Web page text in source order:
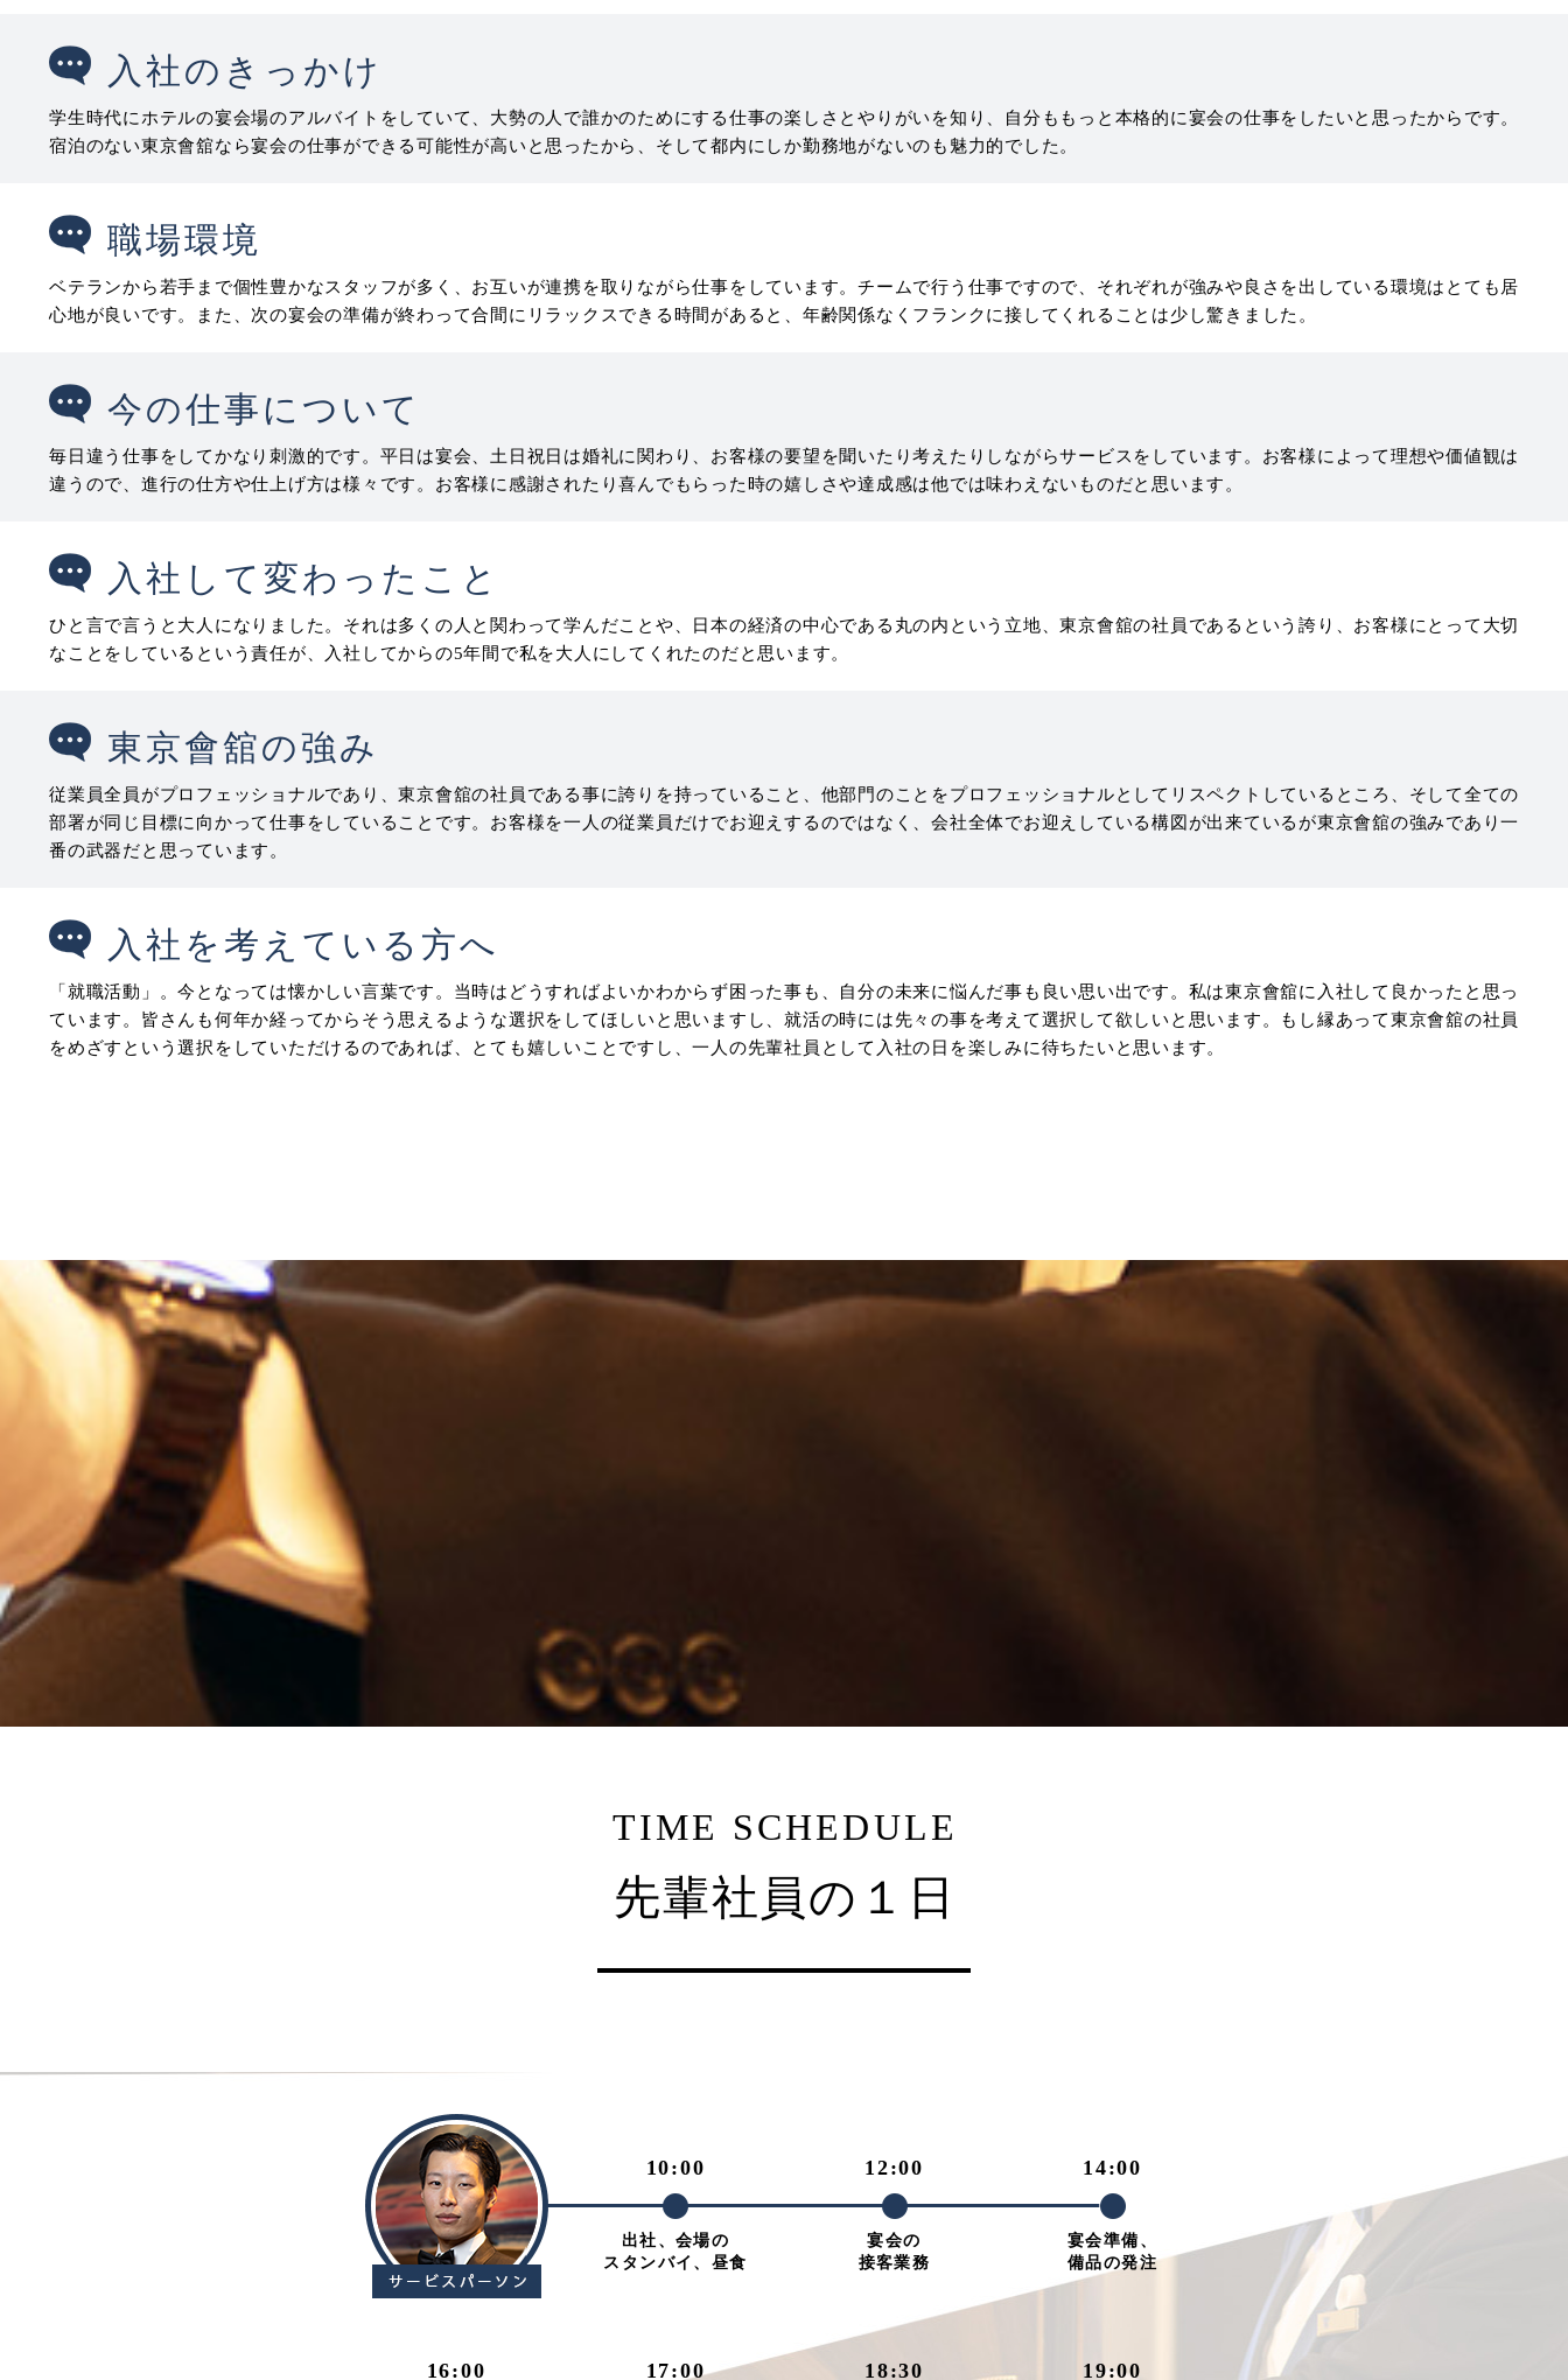
入社のきっかけ
学生時代にホテルの宴会場のアルバイトをしていて、大勢の人で誰かのためにする仕事の楽しさとやりがいを知り、自分ももっと本格的に宴会の仕事をしたいと思ったからです。
宿泊のない東京會舘なら宴会の仕事ができる可能性が高いと思ったから、そして都内にしか勤務地がないのも魅力的でした。
職場環境
ベテランから若手まで個性豊かなスタッフが多く、お互いが連携を取りながら仕事をしています。チームで行う仕事ですので、それぞれが強みや良さを出している環境はとても居
心地が良いです。また、次の宴会の準備が終わって合間にリラックスできる時間があると、年齢関係なくフランクに接してくれることは少し驚きました。
今の仕事について
毎日違う仕事をしてかなり刺激的です。平日は宴会、土日祝日は婚礼に関わり、お客様の要望を聞いたり考えたりしながらサービスをしています。お客様によって理想や価値観は
違うので、進行の仕方や仕上げ方は様々です。お客様に感謝されたり喜んでもらった時の嬉しさや達成感は他では味わえないものだと思います。
入社して変わったこと
ひと言で言うと大人になりました。それは多くの人と関わって学んだことや、日本の経済の中心である丸の内という立地、東京會舘の社員であるという誇り、お客様にとって大切
なことをしているという責任が、入社してからの5年間で私を大人にしてくれたのだと思います。
東京會舘の強み
従業員全員がプロフェッショナルであり、東京會舘の社員である事に誇りを持っていること、他部門のことをプロフェッショナルとしてリスペクトしているところ、そして全ての
部署が同じ目標に向かって仕事をしていることです。お客様を一人の従業員だけでお迎えするのではなく、会社全体でお迎えしている構図が出来ているが東京會舘の強みであり一
番の武器だと思っています。
入社を考えている方へ
「就職活動」。今となっては懐かしい言葉です。当時はどうすればよいかわからず困った事も、自分の未来に悩んだ事も良い思い出です。私は東京會舘に入社して良かったと思っ
ています。皆さんも何年か経ってからそう思えるような選択をしてほしいと思いますし、就活の時には先々の事を考えて選択して欲しいと思います。もし縁あって東京會舘の社員
をめざすという選択をしていただけるのであれば、とても嬉しいことですし、一人の先輩社員として入社の日を楽しみに待ちたいと思います。
TIME SCHEDULE
先輩社員の１日
10:00
出社、会場の
スタンバイ、昼食
12:00
宴会の
接客業務
14:00
宴会準備、
備品の発注
16:00 17:00 18:30 19:00